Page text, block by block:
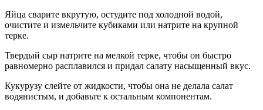
Яйца сварите вкрутую, остудите под холодной водой,
очистите и измельчите кубиками или натрите на крупной
терке.
Твердый сыр натрите на мелкой терке, чтобы он быстро
равномерно расплавился и придал салату насыщенный вкус.
Кукурузу слейте от жидкости, чтобы она не делала салат
водянистым, и добавьте к остальным компонентам.